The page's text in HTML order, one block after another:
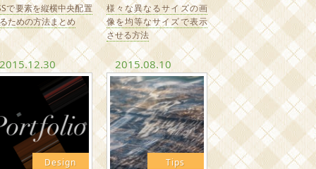
で要素を縦横中央配置
ための方法まとめ
様々な異なるサイズの画
像を均等なサイズで表示
させる方法
2015.12.30
Design
2015.08.10
Tips